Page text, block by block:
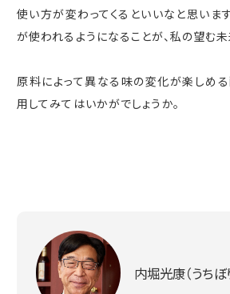
使い方が変わってくるといいなと思いま
が使われるようになることが、私の望む
原料によって異なる味の変化が楽しめ
用してみてはいかがでしょうか。
内堀光康（うちぼ